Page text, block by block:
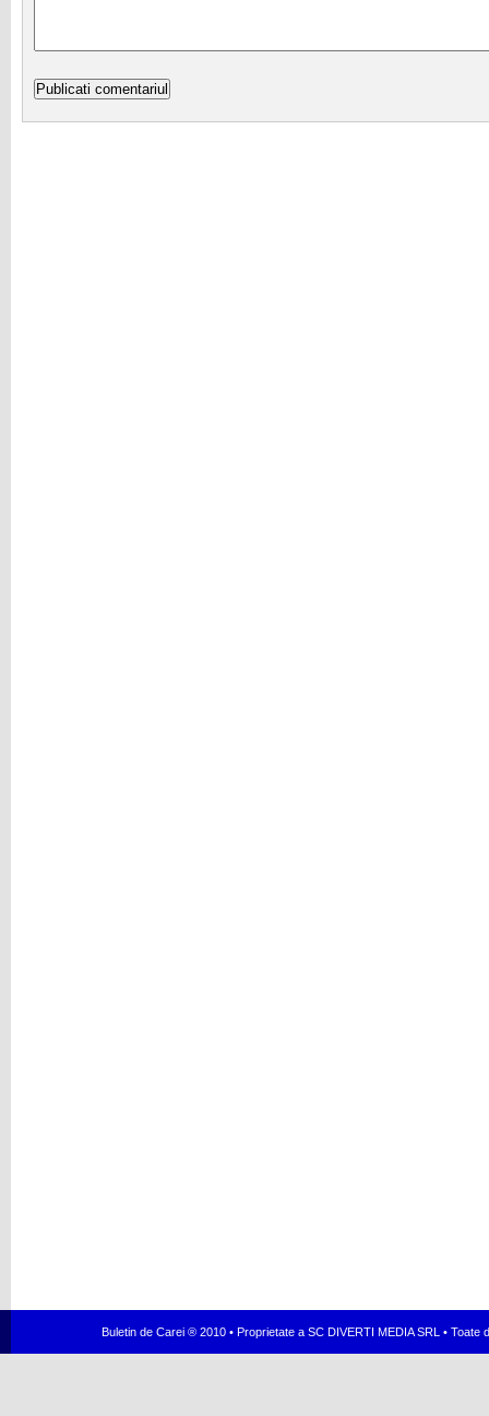
Buletin de Carei ® 2010 • Proprietate a SC DIVERTI MEDIA SRL •